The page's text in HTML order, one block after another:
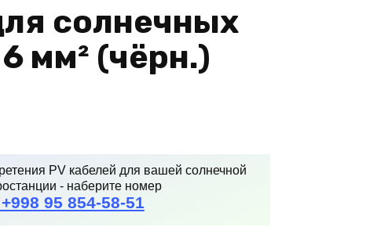
солнечных
мм² (чёрн.)
PV кабелей для вашей солнечной
- наберите номер
95 854-58-51